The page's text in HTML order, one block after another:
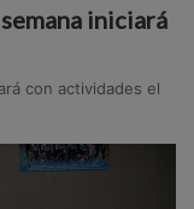
iniciará
con actividades el